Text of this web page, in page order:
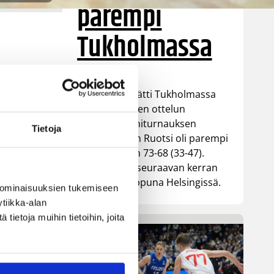
Tietoja
tukemiseen
alan
tietoja muihin tietoihin, joita
parempi
Tukholmassa
Susiladies päätti Tukholmassa
pelatun kahden ottelun
mittaisen miniturnauksen
tappioon, kun Ruotsi oli parempi
loppulukemin 73-68 (33-47).
Suomi pelaa seuraavan kerran
ensi viikonloppuna Helsingissä.